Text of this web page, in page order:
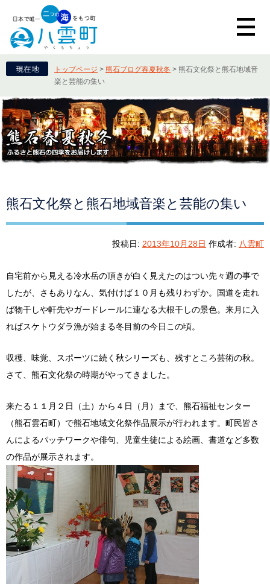
トップページ > 熊石ブログ春夏秋冬 > 熊石文化祭と熊石地域音
楽と芸能の集い
熊石文化祭と熊石地域音楽と芸能の集い
投稿日: 2013年10月28日 作成者: 八雲町
自宅前から見える冷水岳の頂きが白く見えたのはつい先々週の事で
したが、さもありなん、気付けば１０月も残りわずか。国道を走れ
ば物干しや軒先やガードレールに連なる大根干しの景色。来月に入
ればスケトウダラ漁が始まる冬目前の今日この頃。
収穫、味覚、スポーツに続く秋シリーズも、残すところ芸術の秋。
さて、熊石文化祭の時期がやってきました。
来たる１１月２日（土）から４日（月）まで、熊石福祉センター
（熊石雲石町）で熊石地域文化祭作品展示が行われます。町民皆さ
んによるパッチワークや俳句、児童生徒による絵画、書道など多数
の作品が展示されます。